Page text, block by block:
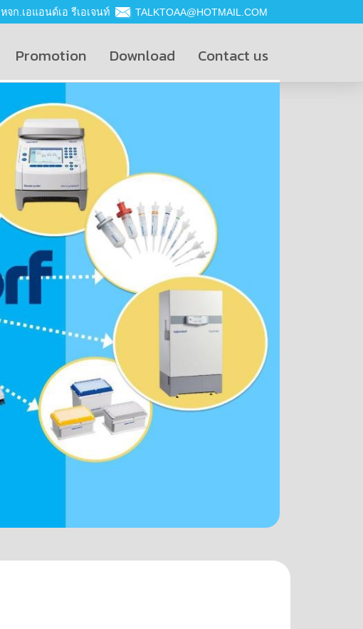
หจก.เอแอนด์เอ รีเอเจนท์ TALKTOAA@HOTMAIL.COM
Promotion Download Contact us